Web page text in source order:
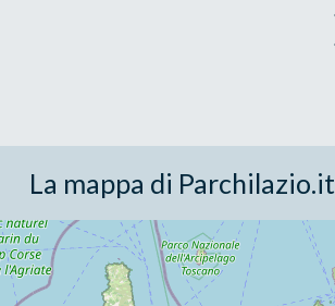
La mappa di Parchilazio.it